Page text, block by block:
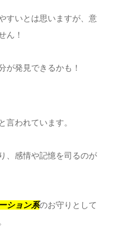
すいとは思いますが、意
ん！
が発見できるかも！
言われています。
、感情や記憶を司るのが
ション系のお守りとして